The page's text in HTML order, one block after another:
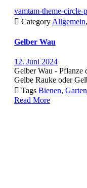
vamtam-theme-circle-
 Category Allgemein,
Gelber Wau
12. Juni 2024
Gelber Wau - Pflanze
Gelbe Rauke oder
 Tags Bienen, Garten
Read More